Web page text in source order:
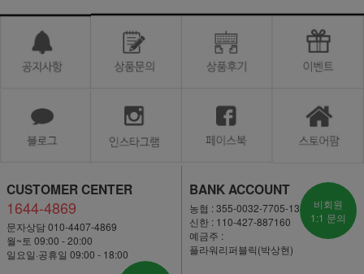
CUSTOMER CENTER
1644-4869
문자상담 010-4407-4869
월~토 09:00 - 20:00
일요일·공휴일 09:00 - 18:00
BANK ACCOUNT
농협 : 355-0032-7705-13
신한 : 110-427-887160
예금주 :
플라워리퍼블릭(박상현)
비회원
1:1 문의